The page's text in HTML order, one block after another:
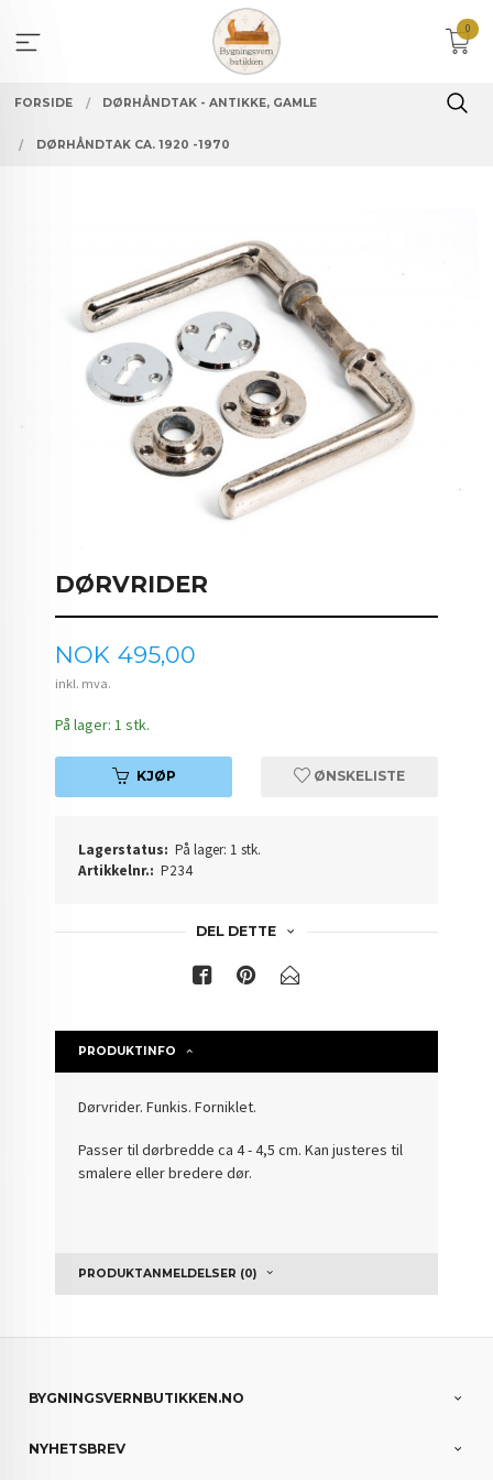
innholdet
0
FORSIDE DØRHÅNDTAK - ANTIKKE, GAMLE
DØRHÅNDTAK CA. 1920 -1970
DØRVRIDER
Pris
NOK 495,00
inkl. mva.
På lager: 1 stk.
KJØP ØNSKELISTE
Lagerstatus: På lager: 1 stk.
Artikkelnr.: P234
DEL DETTE
PRODUKTINFO
Dørvrider. Funkis. Forniklet.
Passer til dørbredde ca 4 - 4,5 cm. Kan justeres til
smalere eller bredere dør.
PRODUKTANMELDELSER (0)
BYGNINGSVERNBUTIKKEN.NO
NYHETSBREV